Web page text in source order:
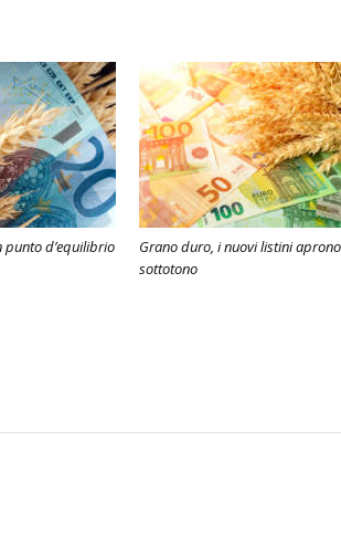
punto d’equilibrio
Grano duro, i nuovi listini aprono
sottotono